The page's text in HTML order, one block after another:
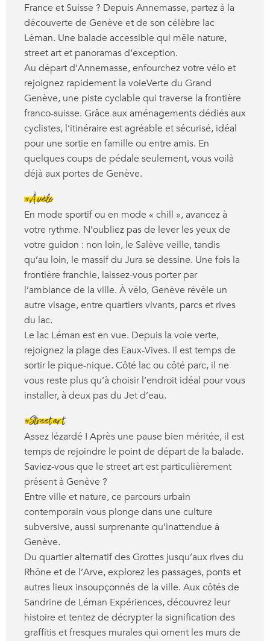
France et Suisse ? Depuis Annemasse, partez à la
découverte de Genève et de son célèbre lac
Léman. Une balade accessible qui mêle nature,
street art et panoramas d’exception.
Au départ d’Annemasse, enfourchez votre vélo et
rejoignez rapidement la voieVerte du Grand
Genève, une piste cyclable qui traverse la frontière
franco-suisse. Grâce aux aménagements dédiés aux
cyclistes, l’itinéraire est agréable et sécurisé, idéal
pour une sortie en famille ou entre amis. En
quelques coups de pédale seulement, vous voilà
déjà aux portes de Genève.
#À vélo
En mode sportif ou en mode « chill », avancez à
votre rythme. N’oubliez pas de lever les yeux de
votre guidon : non loin, le Salève veille, tandis
qu’au loin, le massif du Jura se dessine. Une fois la
frontière franchie, laissez-vous porter par
l’ambiance de la ville. À vélo, Genève révèle un
autre visage, entre quartiers vivants, parcs et rives
du lac.
Le lac Léman est en vue. Depuis la voie verte,
rejoignez la plage des Eaux-Vives. Il est temps de
sortir le pique-nique. Côté lac ou côté parc, il ne
vous reste plus qu’à choisir l’endroit idéal pour vous
installer, à deux pas du Jet d’eau.
#Street art
Assez lézardé ! Après une pause bien méritée, il est
temps de rejoindre le point de départ de la balade.
Saviez-vous que le street art est particulièrement
présent à Genève ?
Entre ville et nature, ce parcours urbain
contemporain vous plonge dans une culture
subversive, aussi surprenante qu’inattendue à
Genève.
Du quartier alternatif des Grottes jusqu’aux rives du
Rhône et de l’Arve, explorez les passages, ponts et
autres lieux insoupçonnés de la ville. Aux côtés de
Sandrine de Léman Expériences, découvrez leur
histoire et tentez de décrypter la signification des
graffitis et fresques murales qui ornent les murs de